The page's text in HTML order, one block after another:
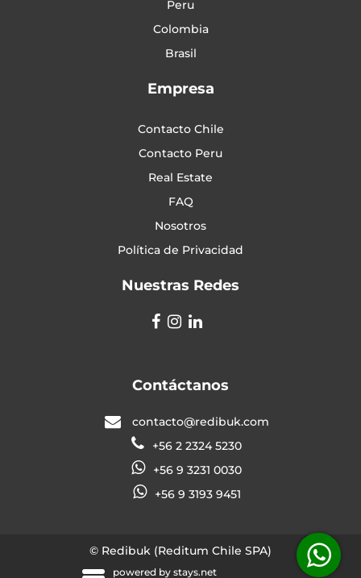
Peru
Colombia
Brasil
Empresa
Contacto Chile
Contacto Peru
Real Estate
FAQ
Nosotros
Política de Privacidad
Nuestras Redes
Contáctanos
contacto@redibuk.com
+56 2 2324 5230
+56 9 3231 0030
+56 9 3193 9451
© Redibuk (Reditum Chile SPA)
powered by stays.net